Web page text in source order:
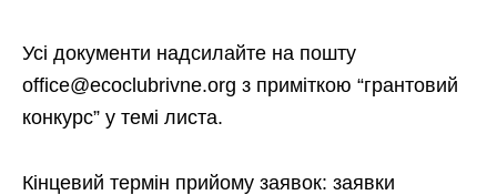
Усі документи надсилайте на пошту
office@ecoclubrivne.org з приміткою “грантовий
конкурс” у темі листа.
Кінцевий термін прийому заявок: заявки